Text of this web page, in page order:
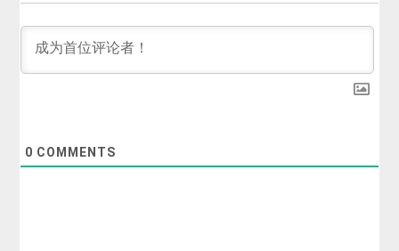
0 COMMENTS